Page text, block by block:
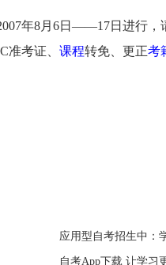
年8月6日——17日进行，
准考证、 课程转免、更正考
应用型自考招生中：
自考App下载 让学习